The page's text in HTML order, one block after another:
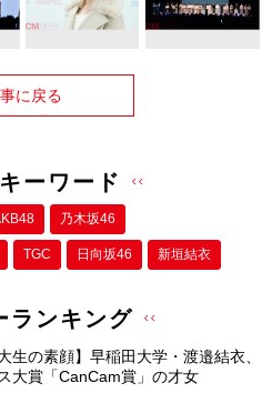
に戻る
ーワード
乃木坂46
TGC 日向坂46 新垣結衣
ランキング
生の素顔】早稲田大学・渡邉結衣、
大賞「CanCam賞」の才女